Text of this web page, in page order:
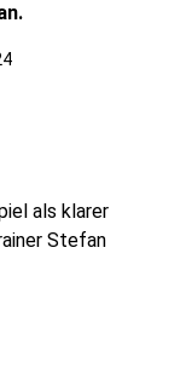
als klarer
Stefan